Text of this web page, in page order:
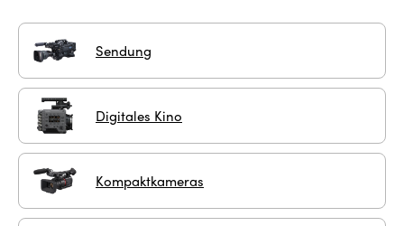
Sendung
Digitales Kino
Kompaktkameras